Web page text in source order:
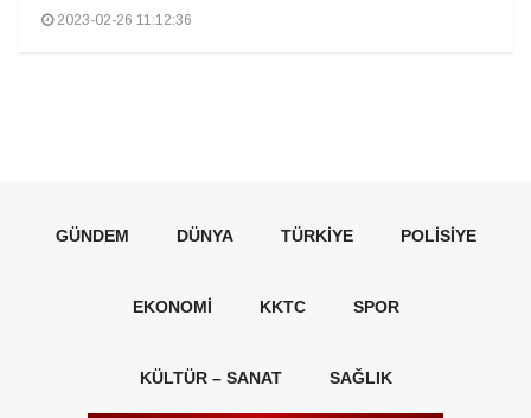
2023-02-26 11:12:36
GÜNDEM DÜNYA TÜRKIYE POLISIYE
EKONOMI KKTC SPOR
KÜLTÜR – SANAT SAĞLIK